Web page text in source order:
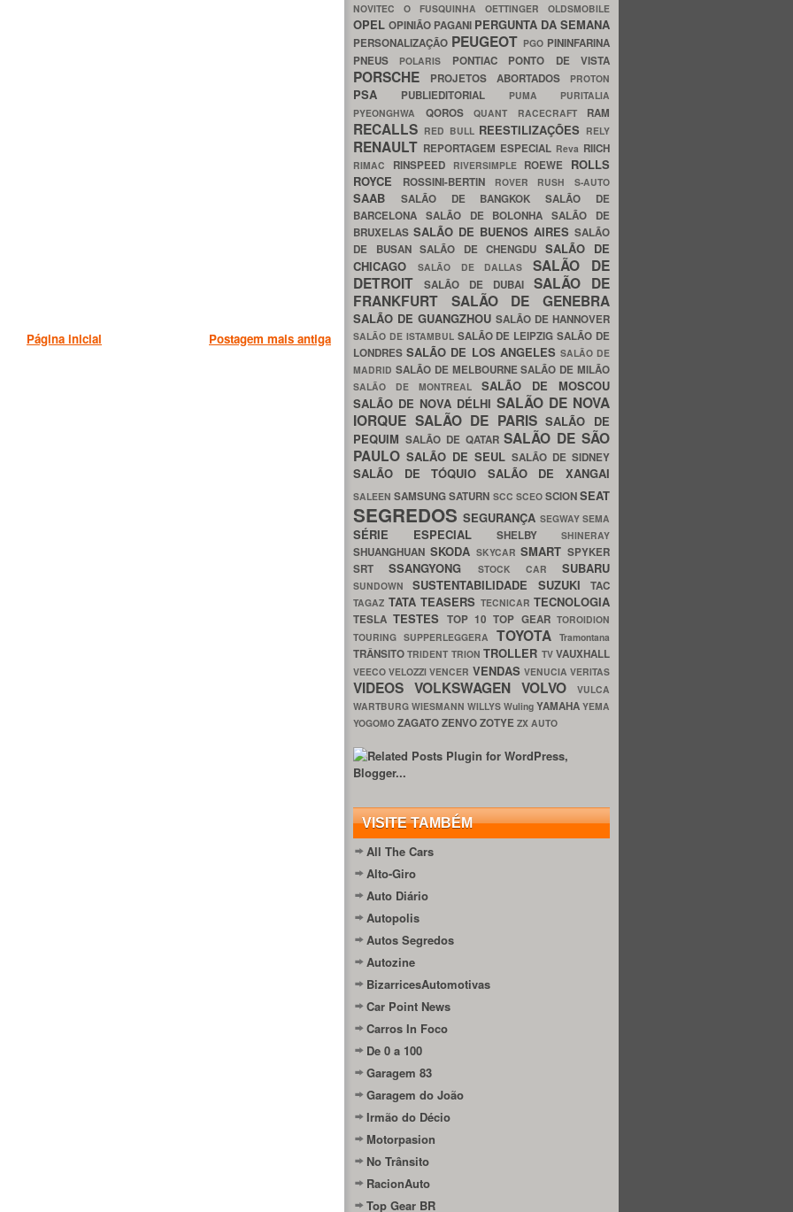
Postagem mais antiga
Página inicial
NOVITEC O FUSQUINHA OETTINGER OLDSMOBILE
OPEL OPINIÃO PAGANI PERGUNTA DA SEMANA
PERSONALIZAÇÃO PEUGEOT PGO PININFARINA
PNEUS
POLARIS PONTIAC PONTO DE VISTA
PORSCHE PROJETOS ABORTADOS PROTON
PSA PUBLIEDITORIAL PUMA PURITALIA
PYEONGHWA QOROS QUANT RACECRAFT RAM
RECALLS RED BULL REESTILIZAÇÕES RELY
RENAULT REPORTAGEM ESPECIAL Reva RIICH
RIMAC RINSPEED RIVERSIMPLE ROEWE ROLLS
ROYCE
ROSSINI-BERTIN ROVER RUSH S-AUTO
SAAB SALÃO DE BANGKOKSALÃO DE
BARCELONA SALÃO DE BOLONHASALÃO DE
BRUXELAS SALÃO DE BUENOS AIRES SALÃO
DE BUSAN SALÃO DE CHENGDU SALÃO DE
CHICAGO
SALÃO DE DALLASSALÃO DE
DETROIT
SALÃO DE DUBAI SALÃO DE
FRANKFURT SALÃO DE GENEBRA
SALÃO DE GUANGZHOU SALÃO DE HANNOVER
SALÃO DE ISTAMBUL SALÃO DE LEIPZIGSALÃO DE
LONDRESSALÃO DE LOS ANGELES SALÃO DE
MADRID SALÃO DE MELBOURNESALÃO DE MILÃO
SALÃO DE MONTREAL SALÃO DE MOSCOU
SALÃO DE NOVA DÉLHI SALÃO DE NOVA
IORQUE SALÃO DE PARISSALÃO DE
PEQUIM SALÃO DE QATARSALÃO DE SÃO
PAULO SALÃO DE SEUL SALÃO DE SIDNEY
SALÃO DE TÓQUIO SALÃO DE XANGAI
SALEENSAMSUNGSATURN SCC SCEO SCIONSEAT
SEGREDOSSEGURANÇA SEGWAYSEMA
SÉRIE ESPECIAL SHELBY SHINERAY
SHUANGHUAN SKODA SKYCARSMART SPYKER
SRTSSANGYONG STOCK CAR SUBARU
SUNDOWNSUSTENTABILIDADE SUZUKITAC
TAGAZ TATA TEASERS TECNICAR TECNOLOGIA
TESLATESTES TOP 10TOP GEARTOROIDION
TOURING SUPPERLEGGERA TOYOTATramontana
TRÂNSITOTRIDENT TRIONTROLLER TVVAUXHALL
VEECOVELOZZIVENCER VENDAS VENUCIAVERITAS
VIDEOS VOLKSWAGEN VOLVO
VULCA
WARTBURG WIESMANN WILLYS Wuling YAMAHA YEMA
YOGOMO ZAGATOZENVOZOTYE ZX AUTO
VISITE TAMBÉM
All The Cars
Alto-Giro
Auto Diário
Autopolis
Autos Segredos
Autozine
BizarricesAutomotivas
Car Point News
Carros In Foco
De 0 a 100
Garagem 83
Garagem do João
Irmão do Décio
Motorpasion
No Trânsito
RacionAuto
Top Gear BR